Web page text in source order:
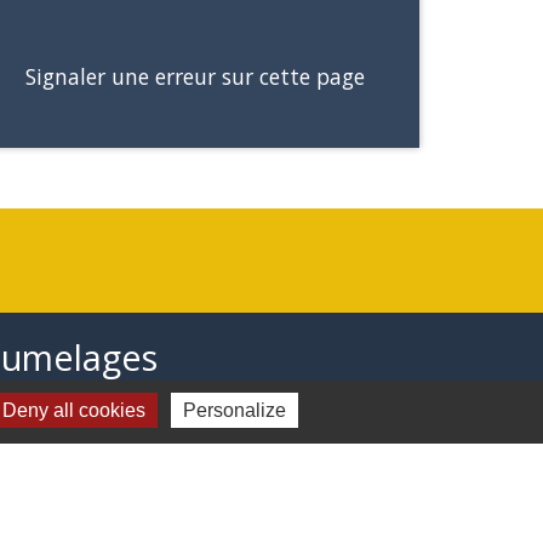
Signaler une erreur sur cette page
Stetten Im Remstal (Allemagne)
Deny all cookies Personalize